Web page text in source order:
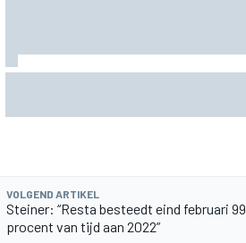
VOLGEND ARTIKEL
Steiner: “Resta besteedt eind februari 99
procent van tijd aan 2022”